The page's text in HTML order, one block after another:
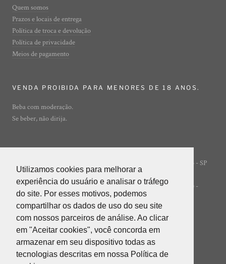
Utilizamos cookies para melhorar a
experiência do usuário e analisar o tráfego
do site. Por esses motivos, podemos
compartilhar os dados de uso do seu site
com nossos parceiros de análise. Ao clicar
em "Aceitar cookies", você concorda em
armazenar em seu dispositivo todas as
tecnologias descritas em nossa Política de
Utilizamos cookies para melhorar a
experiência do usuário e analisar o tráfego
do site. Por esses motivos, podemos
compartilhar os dados de uso do seu site
com nossos parceiros de análise. Ao clicar
em "Aceitar cookies", você concorda em
armazenar em seu dispositivo todas as
tecnologias descritas em nossa Política de
Quem somos
Prazos e locais de entrega
Política de troca e devolução
Política de privacidade
Meios de pagamento
VENDA PROIBIDA PARA MENORES DE 18 ANOS.
Beba com moderação.
Se beber, não dirija.
Rua Ibirajá, 7 - Vila Guarani - São Paulo - SP
- 04310-020
POWERED BY INNER EDITORA LTDA (INNER GROUP) -
05.847.412/0001-85